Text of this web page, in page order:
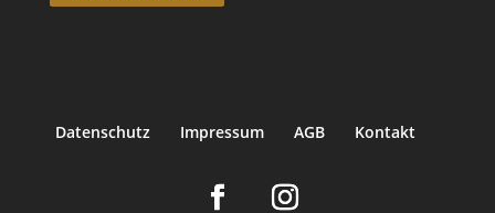
Datenschutz Impressum AGB Kontakt